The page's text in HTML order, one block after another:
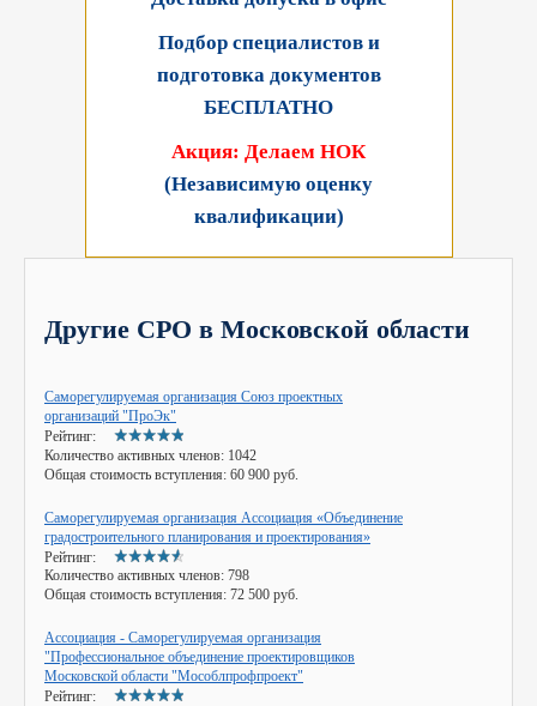
Подбор специалистов и
подготовка документов
БЕСПЛАТНО
Акция: Делаем НОК
(Независимую оценку
квалификации)
Другие СРО в Московской области
Саморегулируемая организация Союз проектных
организаций "ПроЭк"
Рейтинг:
Количество активных членов: 1042
Общая стоимость вступления: 60 900 руб.
Саморегулируемая организация Ассоциация «Объединение
градостроительного планирования и проектирования»
Рейтинг:
Количество активных членов: 798
Общая стоимость вступления: 72 500 руб.
Ассоциация - Саморегулируемая организация
"Профессиональное объединение проектировщиков
Московской области "Мособлпрофпроект"
Рейтинг: